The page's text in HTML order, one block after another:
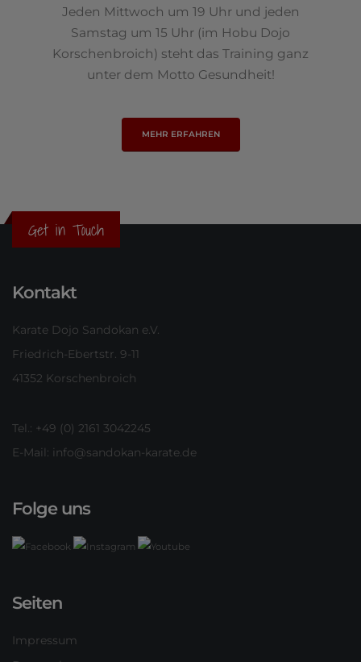
Jeden Mittwoch um 19 Uhr und jeden
Samstag um 15 Uhr (im Hobu Dojo
Korschenbroich) steht das Training ganz
unter dem Motto Gesundheit!
MEHR ERFAHREN
Get in Touch
Kontakt
Karate Dojo Sandokan e.V.
Friedrich-Ebertstr. 9-11
41352 Korschenbroich
Tel.: +49 (0) 2161 3042245
E-Mail: info@sandokan-karate.de
Folge uns
Seiten
Impressum